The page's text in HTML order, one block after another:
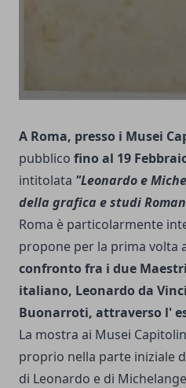
A Roma, presso i Musei
pubblico fino al 19
intitolata "Leonardo e
della grafica e studi
Roma è particolarmente
propone per la prima volta
confronto fra i due
italiano, Leonardo da
Buonarroti, attraverso l'
La mostra ai Musei
proprio nella parte iniziale
di Leonardo e di